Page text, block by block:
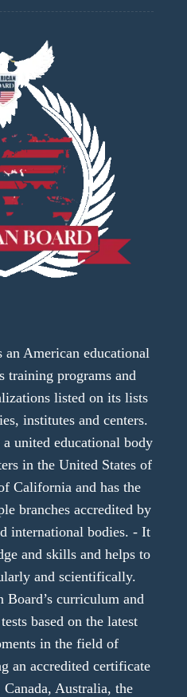
American educational
training programs and
listed on its lists
institutes and centers.
united educational body
in the United States of
California and has the
branches accredited by
international bodies. - It
and skills and helps to
and scientifically.
Board’s curriculum and
based on the latest
in the field of
an accredited certificate
Australia, the